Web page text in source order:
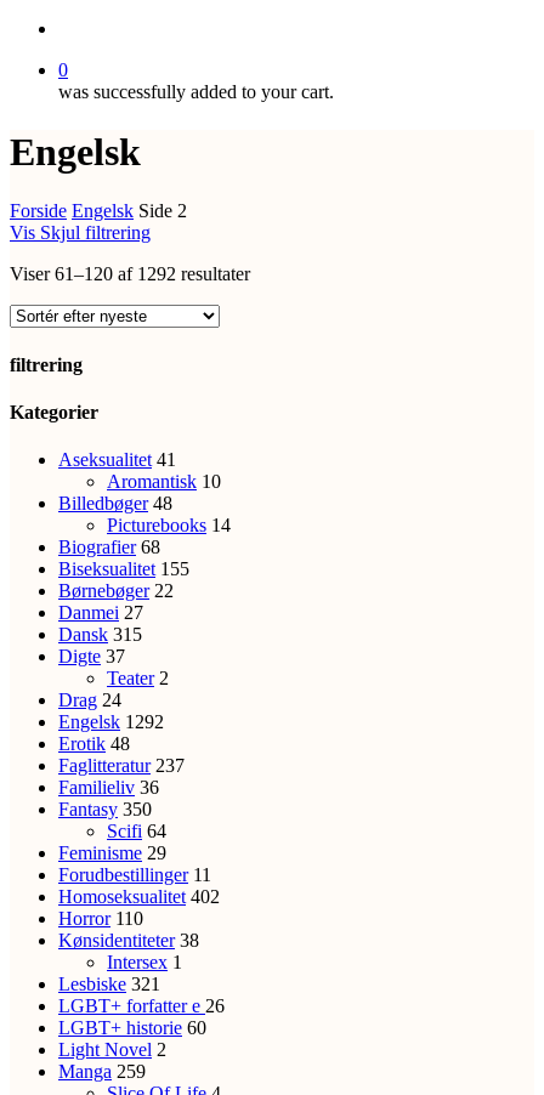
0
was successfully added to your cart.
Engelsk
Forside Engelsk Side 2
Vis Skjul filtrering
Viser 61–120 af 1292 resultaterSorteret
filtrering
Close
Kategorier
Aseksualitet 41
Aromantisk 10
Billedbøger 48
Picturebooks 14
Biografier 68
Biseksualitet 155
Børnebøger 22
Danmei 27
Dansk 315
Digte 37
Teater 2
Drag 24
Engelsk 1292
Erotik 48
Faglitteratur 237
Familieliv 36
Fantasy 350
Scifi 64
Feminisme 29
Forudbestillinger 11
Homoseksualitet 402
Horror 110
Kønsidentiteter 38
Intersex 1
Lesbiske 321
LGBT+ forfattere 26
LGBT+ historie 60
Light Novel 2
Manga 259